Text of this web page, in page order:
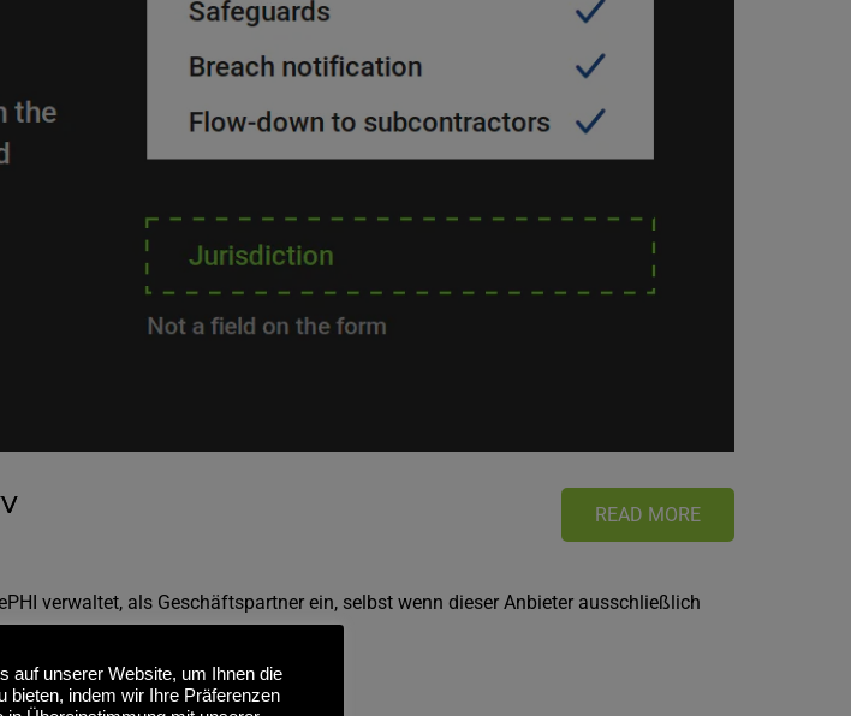
READ MORE
verwaltet, als Geschäftspartner ein, selbst wenn dieser Anbieter ausschließlich
auf unserer Website, um Ihnen die
bieten, indem wir Ihre Präferenzen